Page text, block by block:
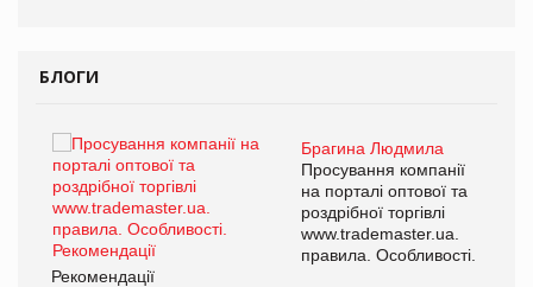
БЛОГИ
Брагина Людмила
Просування компанії
на порталі оптової та
роздрібної торгівлі
www.trademaster.ua.
правила. Особливості.
Рекомендації